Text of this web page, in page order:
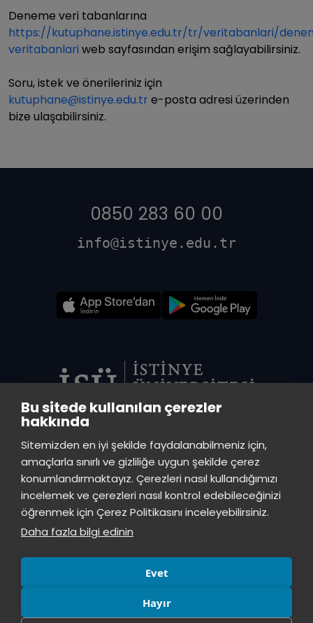
Bu sitede kullanılan çerezler
hakkında
Sitemizden en iyi şekilde faydalanabilmeniz için,
amaçlarla sınırlı ve gizliliğe uygun şekilde çerez
konumlandırmaktayız. Çerezleri nasıl kullandığımızı
incelemek ve çerezleri nasıl kontrol edebileceğinizi
öğrenmek için Çerez Politikasını inceleyebilirsiniz.
Daha fazla bilgi edinin
Evet
Hayır
Deneme veri tabanlarına
https://kutuphane.istinye.edu.tr/tr/veritabanlari/
veritabanlari web sayfasından erişim sağlayabilirsiniz.
Soru, istek ve önerileriniz için
kutuphane@istinye.edu.tr e-posta adresi üzerinden
bize ulaşabilirsiniz.
0850 283 60 00
info@istinye.edu.tr
İstinye Üniversitesi Vadi Kampüs - Ayazağa Mah. Azerbaycan Cad.
(Vadistanbul 4A Blok) 34396 Sarıyer/İstanbul
TOPKAPI KÜTÜPHANE
İstinye Üniversitesi Topkapı Kampüsü, Maltepe Mah., Teyyareci Sami
Sk., No.3 Zeytinburnu, İstanbul, 34010